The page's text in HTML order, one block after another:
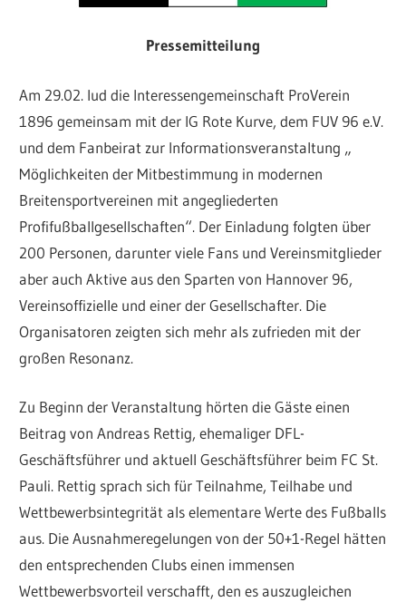
Pressemitteilung
Am 29.02. lud die Interessengemeinschaft ProVerein
1896 gemeinsam mit der IG Rote Kurve, dem FUV 96 e.V.
und dem Fanbeirat zur Informationsveranstaltung „
Möglichkeiten der Mitbestimmung in modernen
Breitensportvereinen mit angegliederten
Profifußballgesellschaften“. Der Einladung folgten über
200 Personen, darunter viele Fans und Vereinsmitglieder
aber auch Aktive aus den Sparten von Hannover 96,
Vereinsoffizielle und einer der Gesellschafter. Die
Organisatoren zeigten sich mehr als zufrieden mit der
großen Resonanz.
Zu Beginn der Veranstaltung hörten die Gäste einen
Beitrag von Andreas Rettig, ehemaliger DFL-
Geschäftsführer und aktuell Geschäftsführer beim FC St.
Pauli. Rettig sprach sich für Teilnahme, Teilhabe und
Wettbewerbsintegrität als elementare Werte des Fußballs
aus. Die Ausnahmeregelungen von der 50+1-Regel hätten
den entsprechenden Clubs einen immensen
Wettbewerbsvorteil verschafft, den es auszugleichen